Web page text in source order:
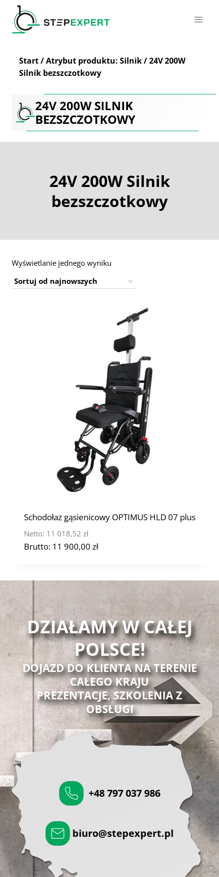
Przejdź
treści
Start/Atrybut produktu: Silnik/24V 200W
Silnik bezszczotkowy
24V 200W SILNIK
BEZSZCZOTKOWY
24V 200W Silnik
bezszczotkowy
Wyświetlanie jednego wyniku
Schodołaz gąsienicowy OPTIMUS HLD 07 plus
Netto: 11 018,52 zł
Brutto: 11 900,00 zł
DZIAŁAMY W CAŁEJ
POLSCE!
DOJAZD DO KLIENTA NA TERENIE
CAŁEGO KRAJU
PREZENTACJE, SZKOLENIA Z
OBSŁUGI
+48 797 037 986
biuro@stepexpert.pl